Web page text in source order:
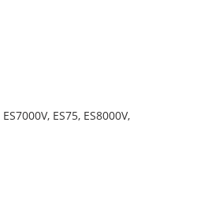
ES75, ES8000V,